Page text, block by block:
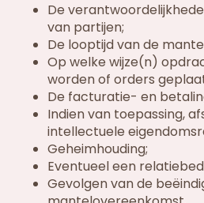
De
van partijen;
De looptijd van de
Op welke wijze(n)
worden of orders
De facturatie- en
Indien van toepassing,
intellectuele
Geheimhouding;
Eventueel een
Gevolgen van de